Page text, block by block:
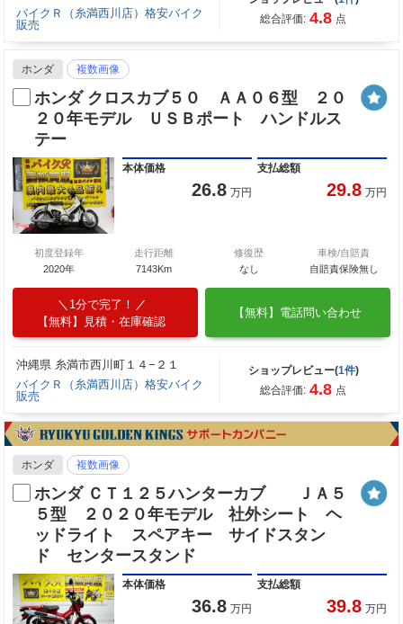
バイクＲ（糸満西川店）格安バイク
販売
総合評価: 4.8 点
ホンダ 複数画像
ホンダ クロスカブ５０ ＡＡ０６型 ２０
２０年モデル ＵＳＢポート ハンドルス
テー
本体価格
26.8 万円
支払総額
29.8 万円
初度登録年
2020年
走行距離
7143Km
修復歴
なし
車検/自賠責
自賠責保険無し
1分で完了！
【無料】見積・在庫確認
【無料】電話問い合わせ
沖縄県 糸満市西川町１４−２１
バイクＲ（糸満西川店）格安バイク
販売
ショップレビュー(1件)
総合評価: 4.8 点
ホンダ 複数画像
ホンダ ＣＴ１２５ハンターカブ ＪＡ５
５型 ２０２０年モデル 社外シート ヘ
ッドライト スペアキー サイドスタン
ド センタースタンド
本体価格
36.8 万円
支払総額
39.8 万円